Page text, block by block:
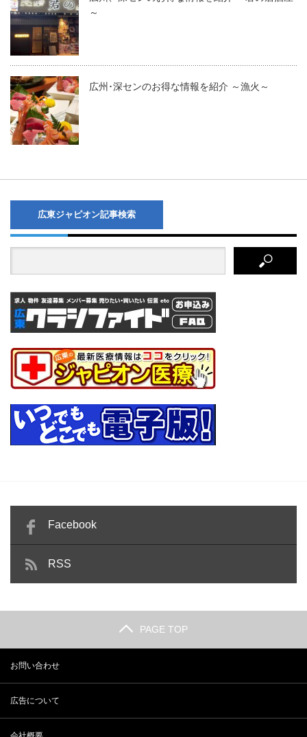
～
広州･深センのお得な情報を紹介 ～漁火～
広東ジャピオン記事検索
Facebook
RSS
PAGE TOP
お問い合わせ
広告について